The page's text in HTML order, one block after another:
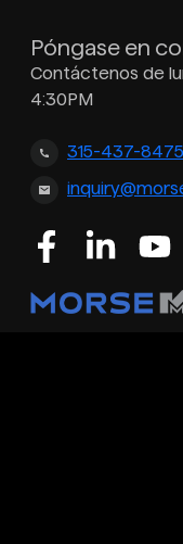
Póngase en
Contáctenos de
4:30PM
315-437-8475